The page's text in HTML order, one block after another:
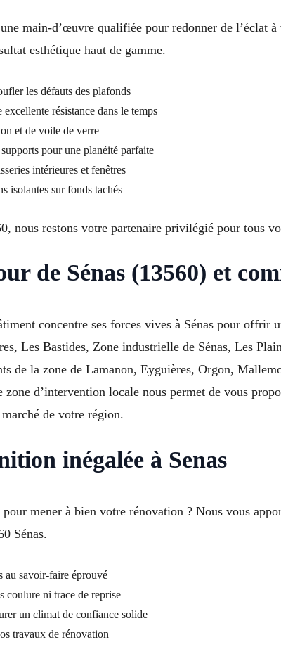
main-d’œuvre qualifiée pour redonner de l’éclat
esthétique haut de gamme.
les défauts des plafonds
résistance dans le temps
et de voile de verre
pour une planéité parfaite
intérieures et fenêtres
isolantes sur fonds tachés
nous restons votre partenaire privilégié pour tous
de Sénas (13560) et
concentre ses forces vives à Sénas pour offrir
Les Bastides, Zone industrielle de Sénas, Les
de la zone de Lamanon, Eyguières, Orgon,
d’intervention locale nous permet de vous
de votre région.
inégalée à Senas
mener à bien votre rénovation ? Nous vous
Sénas.
au savoir-faire éprouvé
coulure ni trace de reprise
un climat de confiance solide
travaux de rénovation